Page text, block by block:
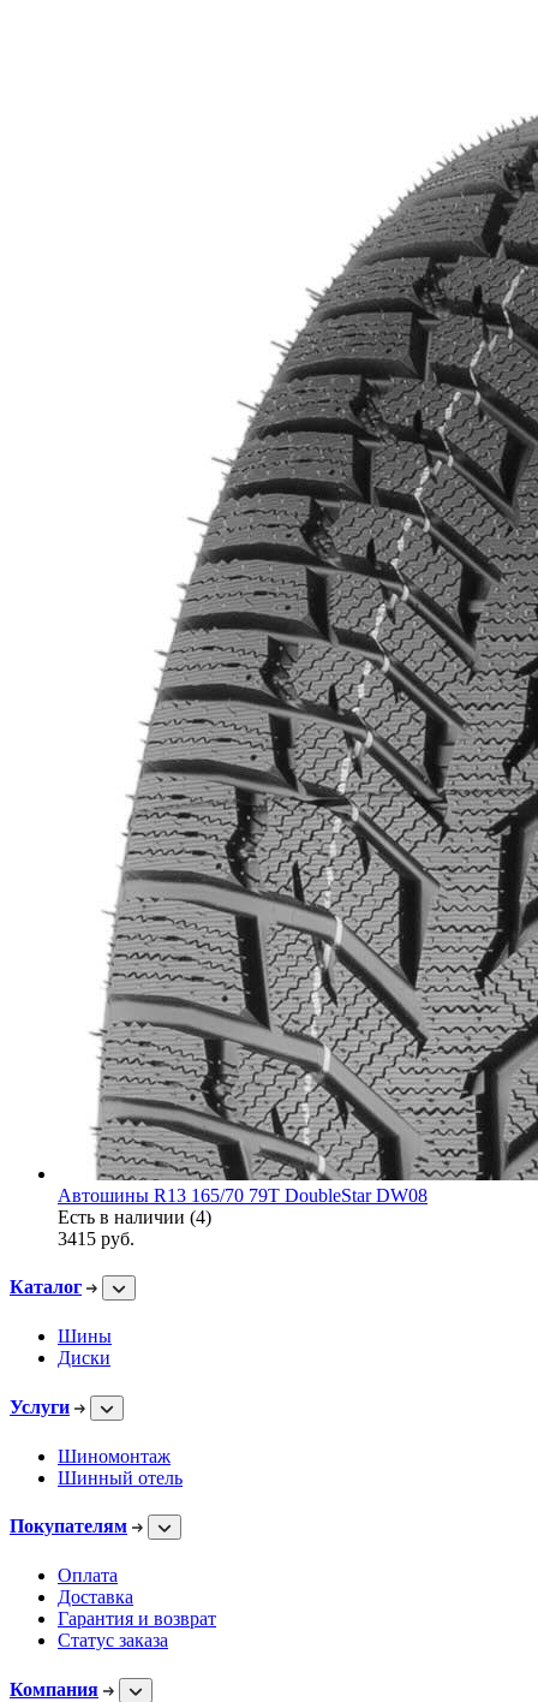
Автошины R13 165/70 79T DoubleStar DW08
Есть в наличии (4)
3415 руб.
Каталог
Шины
Диски
Услуги
Шиномонтаж
Шинный отель
Покупателям
Оплата
Доставка
Гарантия и возврат
Статус заказа
Компания